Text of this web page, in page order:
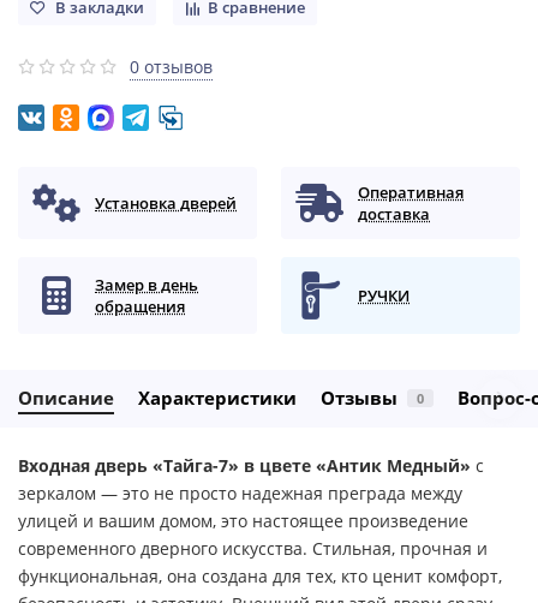
В закладки В сравнение
0 отзывов
Установка дверей
Оперативная
доставка
Замер в день
обращения
РУЧКИ
Описание Характеристики Отзывы 0 Вопрос-
Входная дверь «Тайга-7» в цвете «Антик Медный» с
зеркалом — это не просто надежная преграда между
улицей и вашим домом, это настоящее произведение
современного дверного искусства. Стильная, прочная и
функциональная, она создана для тех, кто ценит комфорт,